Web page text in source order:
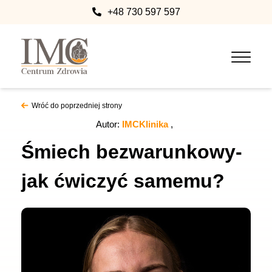
+48 730 597 597
Wróć do poprzedniej strony
Autor: IMCKlinika
Śmiech bezwarunkowy-
jak ćwiczyć samemu?